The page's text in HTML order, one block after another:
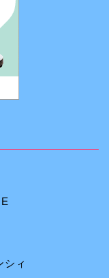
シィ